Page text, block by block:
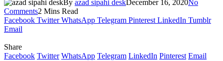
By azad sipahi deskDecember 16, 2020No
Comments2 Mins Read
Facebook Twitter WhatsApp Telegram Pinterest LinkedIn Tumblr
Email
Share
Facebook Twitter WhatsApp Telegram LinkedIn Pinterest Email